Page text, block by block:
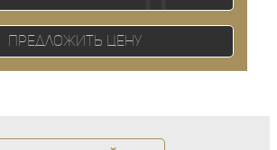
Предложить цену